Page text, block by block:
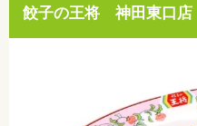
餃子の王将 神田東口店